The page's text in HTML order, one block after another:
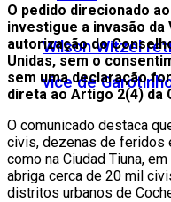
Wilson Witzel
vice de
O pedido direcionado
investigue a invasão da
autorização do
Unidas, sem o
sem uma declaração
direta ao Artigo 2(4) da
O comunicado destaca
civis, dezenas de feridos
como na Ciudad Tiuna,
abriga cerca de 20 mil
distritos urbanos de